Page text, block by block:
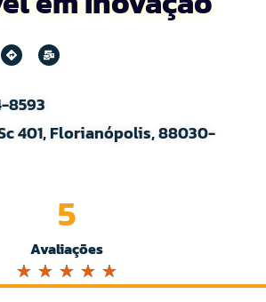
8593
401, Florianópolis, 88030-
Avaliações
5
☆ ☆ ☆ ☆ ☆